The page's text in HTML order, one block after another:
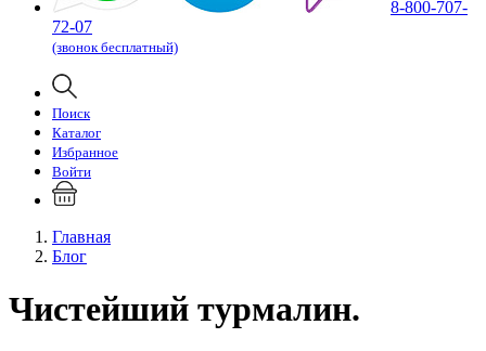
8-800-707-
72-07
(звонок бесплатный)
Поиск
Каталог
Избранное
Войти
Главная
Блог
Чистейший турмалин.